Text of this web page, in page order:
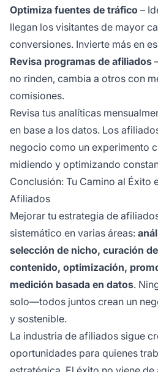
Optimiza fuentes de tráfico –
llegan los visitantes de mayor
conversiones. Invierte más en
Revisa programas de afiliados
no rinden, cambia a otros con
comisiones.
Revisa tus analíticas
en base a los datos. Los
negocio como un experimento
midiendo y optimizando
Conclusión: Tu Camino al Éxito
Afiliados
Mejorar tu estrategia de
sistemático en varias áreas:
selección de nicho, curación
contenido, optimización,
medición basada en datos.
solo—todos juntos crean un
y sostenible.
La industria de afiliados sigue
oportunidades para quienes